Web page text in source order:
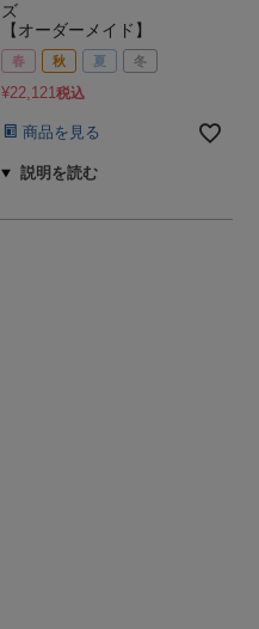
ズ
【オーダーメイド】
春 秋 夏 冬
¥22,121税込
商品を見る